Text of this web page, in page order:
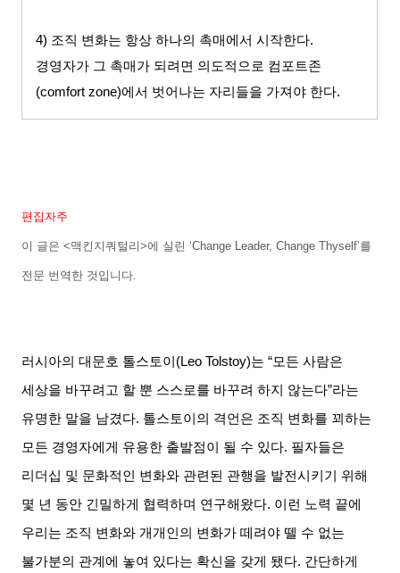
4) 조직 변화는 항상 하나의 촉매에서 시작한다.
경영자가 그 촉매가 되려면 의도적으로 컴포트존
(comfort zone)에서 벗어나는 자리들을 가져야 한다.
편집자주
이 글은 <맥킨지쿼털리>에 실린 ‘Change Leader, Change Thyself’를
전문 번역한 것입니다.
러시아의 대문호 톨스토이 (Leo Tolstoy)는 “모든 사람은
세상을 바꾸려고 할 뿐 스스로를 바꾸려 하지 않는다”라는
유명한 말을 남겼다. 톨스토이의 격언은 조직 변화를 꾀하는
모든 경영자에게 유용한 출발점이 될 수 있다. 필자들은
리더십 및 문화적인 변화와 관련된 관행을 발전시키기 위해
몇 년 동안 긴밀하게 협력하며 연구해왔다. 이런 노력 끝에
우리는 조직 변화와 개개인의 변화가 떼려야 뗄 수 없는
불가분의 관계에 놓여 있다는 확신을 갖게 됐다. 간단하게